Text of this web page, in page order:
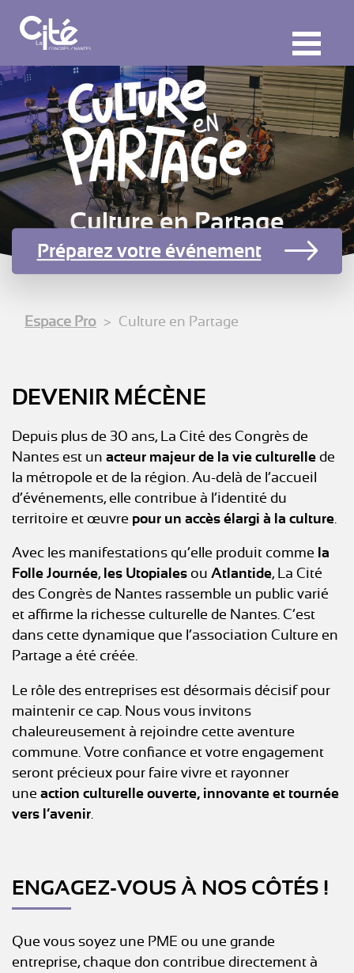
Culture en Partage
Préparez votre événement
Espace Pro Culture en Partage
DEVENIR MÉCÈNE
Depuis plus de 30 ans, La Cité des Congrès de
Nantes est un acteur majeur de la vie culturelle de
la métropole et de la région. Au-delà de l’accueil
d’événements, elle contribue à l’identité du
territoire et œuvre pour un accès élargi à la culture
Avec les manifestations qu’elle produit comme la
Folle Journée, les Utopiales ou Atlantide, La Cité
des Congrès de Nantes rassemble un public varié
et affirme la richesse culturelle de Nantes. C’est
dans cette dynamique que l’association Culture en
Partage a été créée.
Le rôle des entreprises est désormais décisif pour
maintenir ce cap. Nous vous invitons
chaleureusement à rejoindre cette aventure
commune. Votre confiance et votre engagement
seront précieux pour faire vivre et rayonner
une action culturelle ouverte, innovante et tournée
vers l’avenir
ENGAGEZ-VOUS À NOS CÔTÉS !
Que vous soyez une PME ou une grande
entreprise, chaque don contribue directement à